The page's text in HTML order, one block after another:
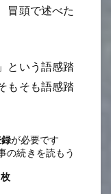
冒頭で述べた
という語感踏
もそも語感踏
が必要です
の続きを読もう